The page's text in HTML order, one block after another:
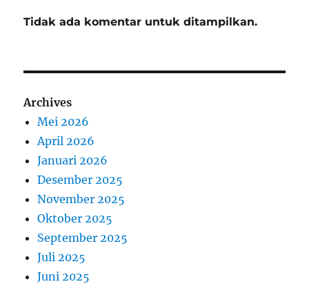
Tidak ada komentar untuk ditampilkan.
Archives
Mei 2026
April 2026
Januari 2026
Desember 2025
November 2025
Oktober 2025
September 2025
Juli 2025
Juni 2025